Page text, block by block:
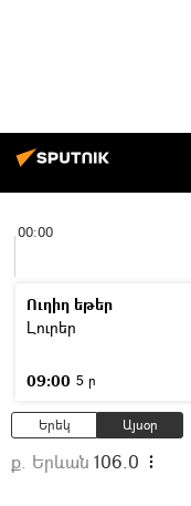
00:00
Ուղիղ եթեր
Լուրեր
09:00 5 ր
Երեկ Այսօր
ք. Երևան 106.0